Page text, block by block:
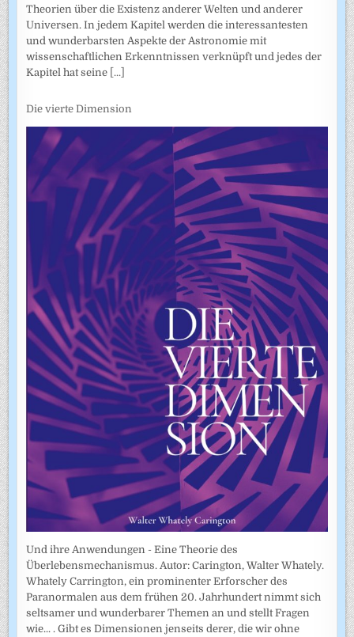
Theorien über die Existenz anderer Welten und anderer
Universen. In jedem Kapitel werden die interessantesten
und wunderbarsten Aspekte der Astronomie mit
wissenschaftlichen Erkenntnissen verknüpft und jedes der
Kapitel hat seine [...]
Die vierte Dimension
Und ihre Anwendungen - Eine Theorie des
Überlebensmechanismus. Autor: Carington, Walter Whately.
Whately Carrington, ein prominenter Erforscher des
Paranormalen aus dem frühen 20. Jahrhundert nimmt sich
seltsamer und wunderbarer Themen an und stellt Fragen
wie... . Gibt es Dimensionen jenseits derer, die wir ohne